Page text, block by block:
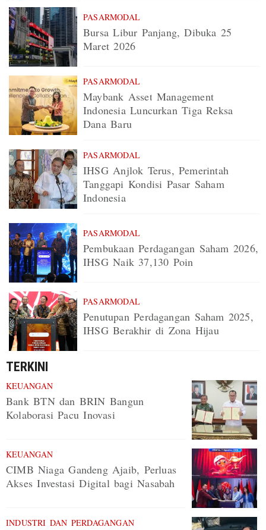
PASARMODAL
Bursa Libur Panjang, Dibuka 25
Maret 2026
PASARMODAL
Maybank Asset Management
Indonesia Luncurkan Tiga Reksa
Dana Baru
PASARMODAL
IHSG Anjlok Terus, Pemerintah
Tanggapi Kondisi Pasar Saham
Indonesia
PASARMODAL
Pembukaan Perdagangan Saham 2026,
IHSG Naik 37,130 Poin
PASARMODAL
Penutupan Perdagangan Saham 2025,
IHSG Berakhir di Zona Hijau
TERKINI
KEUANGAN
Bank BTN dan BRIN Bangun
Kolaborasi Pacu Inovasi
KEUANGAN
CIMB Niaga Gandeng Ajaib, Perluas
Akses Investasi Digital bagi Nasabah
INDUSTRI DAN PERDAGANGAN